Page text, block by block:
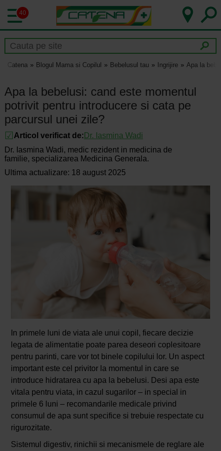
40
Catena Blogul Mama si Copilul Bebelusul tau Ingrijire Apa la
Apa la bebelusi: cand este momentul
potrivit pentru introducere si cata pe
parcursul unei zile?
Articol verificat de: Dr. Iasmina Wadi
Dr. Iasmina Wadi, medic rezident in medicina de
familie, specializarea Medicina Generala.
Ultima actualizare: 18 august 2025
In primele luni de viata ale unui copil, fiecare decizie
legata de alimentatie poate parea deseori coplesitoare
pentru parinti, care vor tot binele copilului lor. Un aspect
important este cel privitor la momentul in care se
introduce hidratarea cu apa la bebelusi. Desi apa este
vitala pentru viata, in cazul sugarilor – in special in
primele 6 luni – recomandarile medicale privind
consumul de apa sunt specifice si trebuie respectate cu
rigurozitate.
Sistemul digestiv, rinichii si mecanismele de reglare ale